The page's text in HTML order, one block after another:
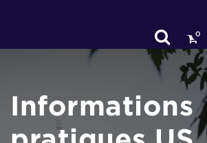
0
Informations